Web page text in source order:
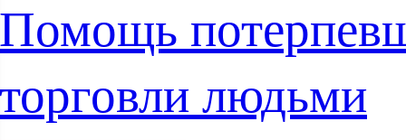
Помощь
торговли людьми